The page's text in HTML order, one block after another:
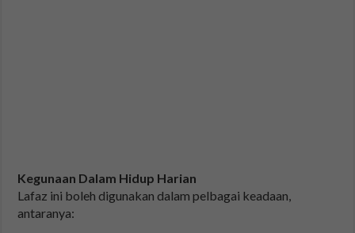
Kegunaan Dalam Hidup Harian
Lafaz ini boleh digunakan dalam pelbagai keadaan,
antaranya: